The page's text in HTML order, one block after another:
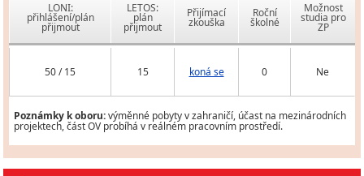
LONI:
přihlášení/plán
přijmout
LETOS:
plán
přijmout
Přijímací
zkouška
Roční
školné
Možnost
studia pro
ZP
50 / 15 15 koná se 0 Ne
Poznámky k oboru:výměnné pobyty v zahraničí, účast na mezinárodních
projektech, část OV probíhá v reálném pracovním prostředí.